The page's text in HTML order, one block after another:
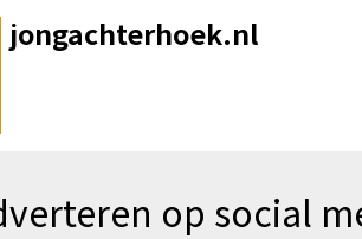
jongachterhoek.nl
op social